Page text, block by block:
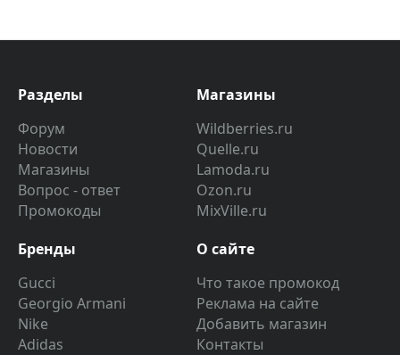
Разделы
Форум
Новости
Магазины
Вопрос - ответ
Промокоды
Магазины
Wildberries.ru
Quelle.ru
Lamoda.ru
Ozon.ru
MixVille.ru
Бренды
Gucci
Georgio Armani
Nike
Adidas
О сайте
Что такое промокод
Реклама на сайте
Добавить магазин
Контакты